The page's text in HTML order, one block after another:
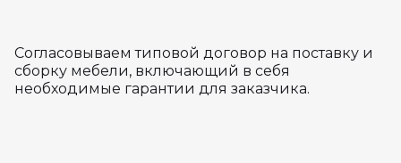
Согласовываем типовой договор на поставку и
сборку мебели, включающий в себя
необходимые гарантии для заказчика.